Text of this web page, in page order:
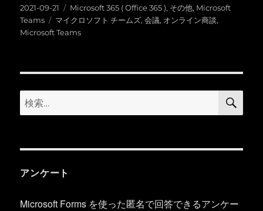
投
稿
日:
2021-09-21
カ
テ
ゴ
Microsoft 365 ( Office 365 ), その他, Microsoft
Teams
タ
グ
マイクロソフト チームズ,会議, オンライン商談,
Microsoft Teams
検
索:
検
アンケート
Microsoft Forms を使った匿名で回答できるアンケー